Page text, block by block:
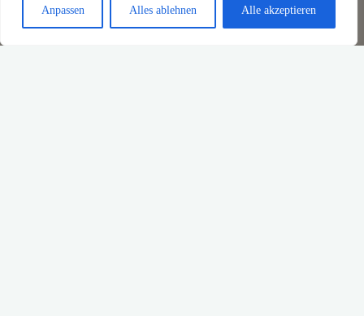
Anpassen Alles ablehnen Alle akzeptieren